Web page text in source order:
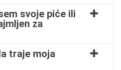
svoje piće ili
za
traje moja